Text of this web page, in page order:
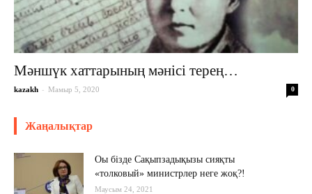
Мәншүк хаттарының мәнісі терең…
kazakh - Мамыр 5, 2020 0
Жаңалықтар
Оы бізде Сақыпзадықызы сияқты
«толковый» министрлер неге жоқ?!
Маусым 24, 2021